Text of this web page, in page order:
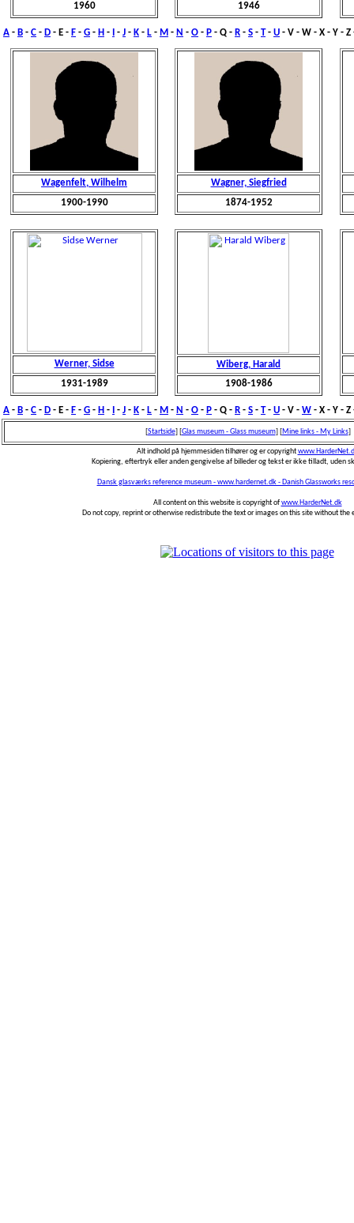
1960
1946
A - B - C - D - E - F - G - H - - J - K - L - M - N - O - P - Q - R - S - T- U - V - W - X - Y -
Wagenfelt, Wilhelm
1900-1990
Wagner, Siegfried
1874-1952
Werner, Sidse
1931-1989
Wiberg, Harald
1908-1986
A - B - C - D - E - F - G - H - - J - K - L - M - N - O - P - Q - R - S - T- U - V - W - X - Y -
[Startside] [Glas museum - Glass museum] [Mine links - My Links]
Alt indhold på hjemmesiden tilhører og er copyright
Kopiering, eftertryk eller anden gengivelse af billeder og tekst er ikke tilladt, uden
Dansk glasværks reference museum - www.hardernet.dk - Danish Glassworks
All content on this website is copyright ofwww.HarderNet.dk
Do not copy, reprint or otherwise redistribute the text or images on this site without the